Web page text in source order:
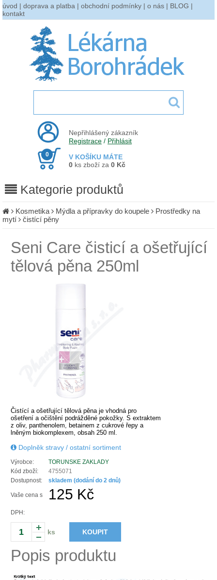
úvod | doprava a platba | obchodní podmínky | o nás | BLOG |
kontakt
Nepřihlášený zákazník
Registrace / Přihlásit
V KOŠÍKU MÁTE
0
0 ks zboží za 0 Kč
Kategorie produktů
Kosmetika Mýdla a přípravky do koupele
Prostředky na
mytí
čistící pěny
Seni Care čisticí a ošetřující
tělová pěna 250ml
Čistící a ošetřující tělová pěna je vhodná pro
ošetření a očištění podrážděné pokožky. S extraktem
z oliv, panthenolem, betainem z cukrové řepy a
lněným biokomplexem, obsah 250 ml.
Doplněk stravy / ostatní sortiment
Výrobce:
TORUNSKE ZAKLADY
Kód zboží:
4755071
Dostupnost:
skladem (dodání do 2 dnů)
Vaše cena s
DPH:
125 Kč
ks KOUPIT
Popis produktu